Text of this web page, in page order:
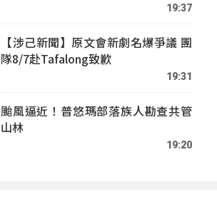
19:37
【涉己新聞】原文會新劇名爆爭議 團
隊8/7赴Tafalong致歉
19:31
颱風逼近！普悠瑪部落族人勘查共管
山林
19:20